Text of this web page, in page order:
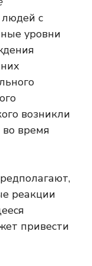
людей с
уровни
возникли
во время
реакции
привести